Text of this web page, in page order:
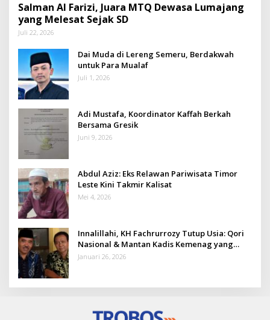
Salman Al Farizi, Juara MTQ Dewasa Lumajang
yang Melesat Sejak SD
Juli 22, 2026
Dai Muda di Lereng Semeru, Berdakwah
untuk Para Mualaf
Juli 1, 2026
Adi Mustafa, Koordinator Kaffah Berkah
Bersama Gresik
Juni 9, 2026
Abdul Aziz: Eks Relawan Pariwisata Timor
Leste Kini Takmir Kalisat
Mei 4, 2026
Innalillahi, KH Fachrurrozy Tutup Usia: Qori
Nasional & Mantan Kadis Kemenag yang
Penuh Teladan
Januari 26, 2026